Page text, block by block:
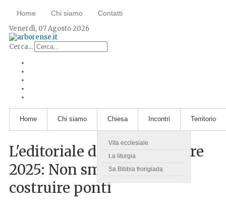
Home Chi siamo Contatti
Venerdì, 07 Agosto 2026
Cerca...
Home Chi siamo Chiesa
Vita ecclesiale
La liturgia
Sa Bibbia frorigiada
Incontri Territorio
L'editoriale del 28 settembre
2025: Non smettiamo di
costruire ponti